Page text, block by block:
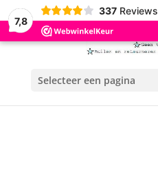
7,8
337 Reviews
Selecteer een pagina